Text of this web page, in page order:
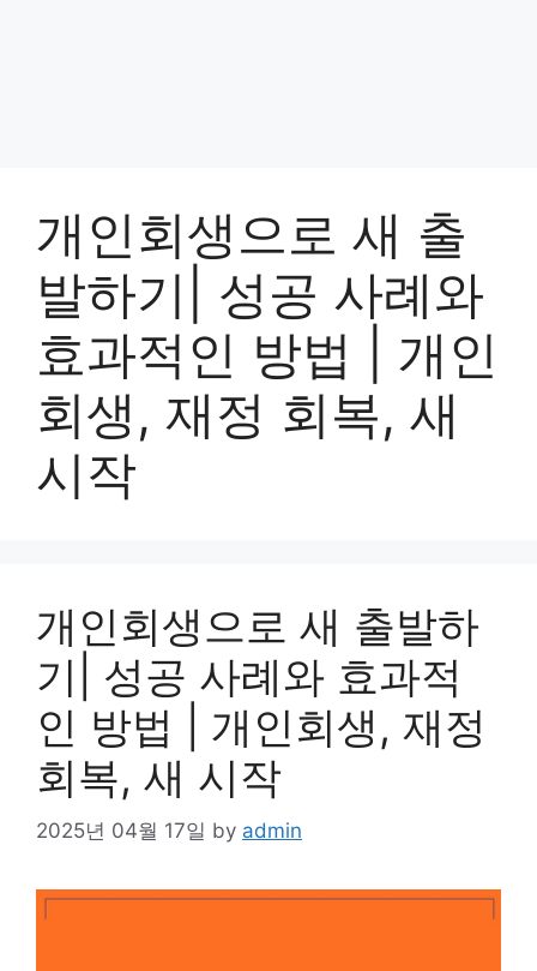
개인회생으로 새 출
발하기| 성공 사례와
효과적인 방법 | 개인
회생, 재정 회복, 새
시작
개인회생으로 새 출발하
기| 성공 사례와 효과적
인 방법 | 개인회생, 재정
회복, 새 시작
2025년 04월 17일 by admin